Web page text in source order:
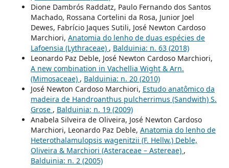
Dione Dambrós Raddatz, Paulo Fernando dos Santos
Machado, Rossana Cortelini da Rosa, Junior Joel
Dewes, Fabrício Jaques Sutili, José Newton Cardoso
Marchiori, Anatomia do lenho de duas espécies de
Lafoensia (Lythraceae) , Balduinia: n. 63 (2018)
Leonardo Paz Deble, José Newton Cardoso Marchiori,
A new combination in Vachellia Wight & Arn.
(Mimosaceae) , Balduinia: n. 20 (2010)
José Newton Cardoso Marchiori, Estudo anatômico da
madeira de Handroanthus pulcherrimus (Sandwith) S.
Grose , Balduinia: n. 19 (2009)
Anabela Silveira de Oliveira, José Newton Cardoso
Marchiori, Leonardo Paz Deble, Anatomia do lenho de
Heterothalamulopsis wagenitzii (F. Hellw.) Deble,
Oliveira & Marchiori (Asteraceae – Astereae) ,
Balduinia: n. 2 (2005)